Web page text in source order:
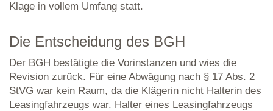
Klage in vollem Umfang statt.
Die Entscheidung des BGH
Der BGH bestätigte die Vorinstanzen und wies die
Revision zurück. Für eine Abwägung nach § 17 Abs. 2
StVG war kein Raum, da die Klägerin nicht Halterin des
Leasingfahrzeugs war. Halter eines Leasingfahrzeugs